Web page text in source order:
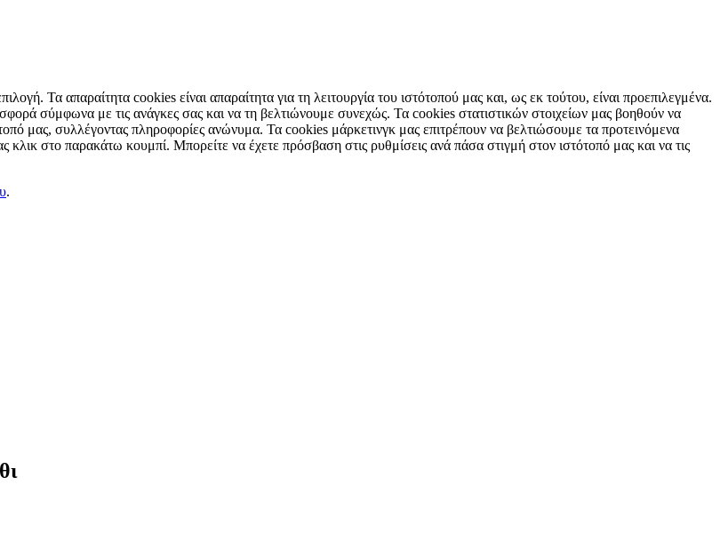
Τα απαραίτητα cookies είναι απαραίτητα για τη λειτουργία του ιστότοπού μας και, ως εκ τούτου, είναι προεπιλεγμένα.
σύμφωνα με τις ανάγκες σας και να τη βελτιώνουμε συνεχώς. Τα cookies στατιστικών στοιχείων μας βοηθούν να
μας, συλλέγοντας πληροφορίες ανώνυμα. Τα cookies μάρκετινγκ μας επιτρέπουν να βελτιώσουμε τα προτεινόμενα
κλικ στο παρακάτω κουμπί. Μπορείτε να έχετε πρόσβαση στις ρυθμίσεις ανά πάσα στιγμή στον ιστότοπό μας και να τις
.